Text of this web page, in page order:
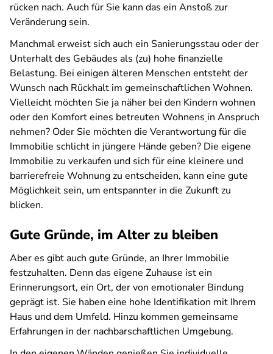
rücken nach. Auch für Sie kann das ein Anstoß zur
Veränderung sein.
Manchmal erweist sich auch ein Sanierungsstau oder der
Unterhalt des Gebäudes als (zu) hohe finanzielle
Belastung. Bei einigen älteren Menschen entsteht der
Wunsch nach Rückhalt im gemeinschaftlichen Wohnen.
Vielleicht möchten Sie ja näher bei den Kindern wohnen
oder den Komfort eines betreuten Wohnens in Anspruch
nehmen? Oder Sie möchten die Verantwortung für die
Immobilie schlicht in jüngere Hände geben? Die eigene
Immobilie zu verkaufen und sich für eine kleinere und
barrierefreie Wohnung zu entscheiden, kann eine gute
Möglichkeit sein, um entspannter in die Zukunft zu
blicken.
Gute Gründe, im Alter zu bleiben
Aber es gibt auch gute Gründe, an Ihrer Immobilie
festzuhalten. Denn das eigene Zuhause ist ein
Erinnerungsort, ein Ort, der von emotionaler Bindung
geprägt ist. Sie haben eine hohe Identifikation mit Ihrem
Haus und dem Umfeld. Hinzu kommen gemeinsame
Erfahrungen in der nachbarschaftlichen Umgebung.